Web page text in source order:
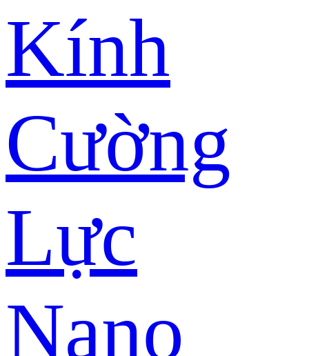
Kính
Cường
Lực
Nano